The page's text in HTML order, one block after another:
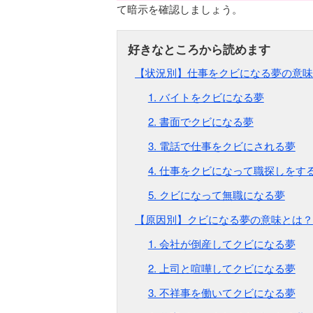
て暗示を確認しましょう。
【状況別】仕事をクビになる夢の意
1. バイトをクビになる夢
2. 書面でクビになる夢
3. 電話で仕事をクビにされる夢
4. 仕事をクビになって職探しをす
5. クビになって無職になる夢
【原因別】クビになる夢の意味とは？
1. 会社が倒産してクビになる夢
2. 上司と喧嘩してクビになる夢
3. 不祥事を働いてクビになる夢